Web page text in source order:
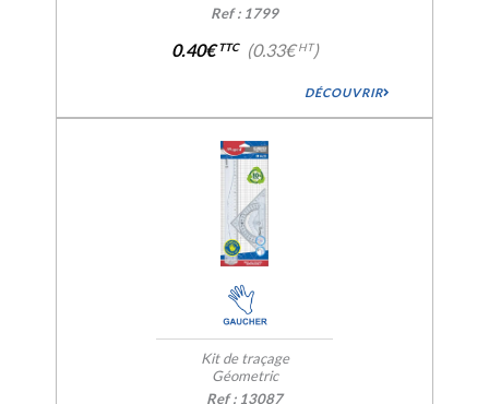
Ref : 1799
0.40€TTC (0.33€HT)
DÉCOUVRIR
Kit de traçage
Géometric
Ref : 13087